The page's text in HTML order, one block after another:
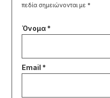
πεδία σημειώνονται με *